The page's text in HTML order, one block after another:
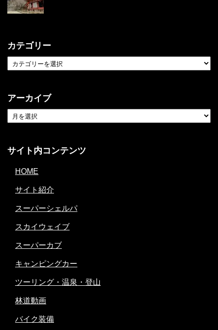
カテゴリー
アーカイブ
サイト内コンテンツ
HOME
サイト紹介
スーパーシェルパ
スカイウェイブ
スーパーカブ
キャンピングカー
ツーリング・温泉・登山
林道動画
バイク装備